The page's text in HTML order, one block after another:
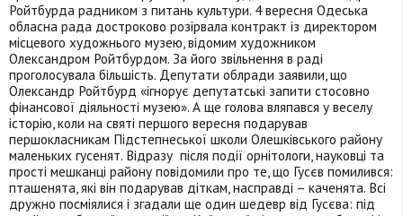
Ройтбурда радником з питань культури. 4 вересня Одеська
обласна рада достроково розірвала контракт із директором
місцевого художнього музею, відомим художником
Олександром Ройтбурдом. За його звільнення в раді
проголосувала більшість. Депутати облради заявили, що
Олександр Ройтбурд «ігнорує депутатські запити стосовно
фінансової діяльності музею». А ще голова вляпався у веселу
історію, коли на святі першого вересня подарував
першокласникам Підстепнеської школи Олешківського району
маленьких гусенят. Відразу після події орнітологи, науковці та
прості мешканці району повідомили про те, що Гусєв помилився:
пташенята, які він подарував діткам, насправді – каченята. Всі
дружно посміялися і згадали ще один шедевр від Гусєва: під